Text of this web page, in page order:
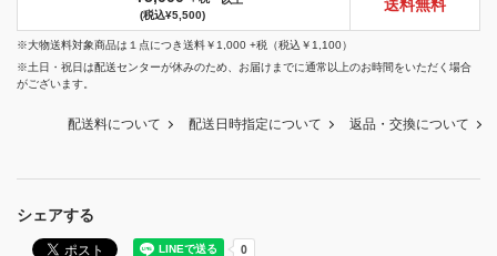
シェアする
(税込¥5,500)
送料無料
※大物送料対象商品は１点につき送料￥1,000 +税（税込￥1,100）
※土日・祝日は配送センターが休みのため、お届けまでに通常以上のお時間をいただく場合
がございます。
配送料について 配送日時指定について 返品・交換について